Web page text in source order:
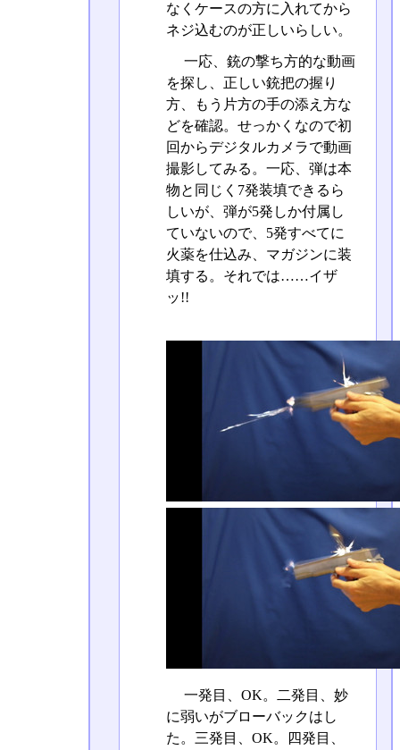
なくケースの方に入れてから
ネジ込むのが正しいらしい。
一応、銃の撃ち方的な動画
を探し、正しい銃把の握り
方、もう片方の手の添え方な
どを確認。せっかくなので初
回からデジタルカメラで動画
撮影してみる。一応、弾は本
物と同じく7発装填できるら
しいが、弾が5発しか付属し
ていないので、5発すべてに
火薬を仕込み、マガジンに装
填する。それでは……イザ
ッ!!
一発目、OK。二発目、妙
に弱いがブローバックはし
た。三発目、OK。四発目、